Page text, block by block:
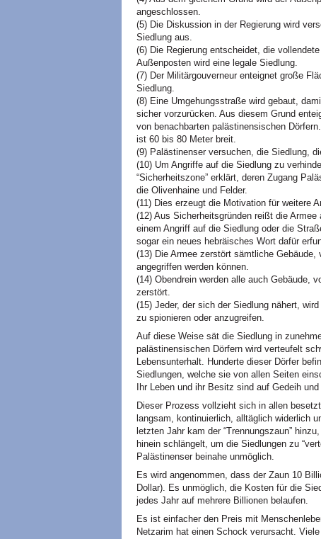
angeschlossen.
(5) Die Diskussion in der Regierung wird
Siedlung aus.
(6) Die Regierung entscheidet, die
Außenposten wird eine legale Siedlung.
(7) Der Militärgouverneur enteignet große
Siedlung.
(8) Eine Umgehungsstraße wird gebaut,
sicher vorzurücken. Aus diesem Grund
von benachbarten palästinensischen
ist 60 bis 80 Meter breit.
(9) Palästinenser versuchen, die Siedlung,
(10) Um Angriffe auf die Siedlung zu
“Sicherheitszone” erklärt, deren Zugang
die Olivenhaine und Felder.
(11) Dies erzeugt die Motivation für weitere
(12) Aus Sicherheitsgründen reißt die
einem Angriff auf die Siedlung oder die
sogar ein neues hebräisches Wort dafür
(13) Die Armee zerstört sämtliche
angegriffen werden können.
(14) Obendrein werden alle auch Gebäude,
zerstört.
(15) Jeder, der sich der Siedlung nähert,
zu spionieren oder anzugreifen.
Auf diese Weise sät die Siedlung in
palästinensischen Dörfern wird verteufelt
Lebensunterhalt. Hunderte dieser Dörfer
Siedlungen, welche sie von allen Seiten
Ihr Leben und ihr Besitz sind auf Gedeih
Dieser Prozess vollzieht sich in allen
langsam, kontinuierlich, alltäglich widerlich
letzten Jahr kam der “Trennungszaun”
hinein schlängelt, um die Siedlungen zu
Palästinenser beinahe unmöglich.
Es wird angenommen, dass der Zaun 10
Dollar). Es unmöglich, die Kosten für die
jedes Jahr auf mehrere Billionen belaufen.
Es ist einfacher den Preis mit
Netzarim hat einen Schock verursacht.